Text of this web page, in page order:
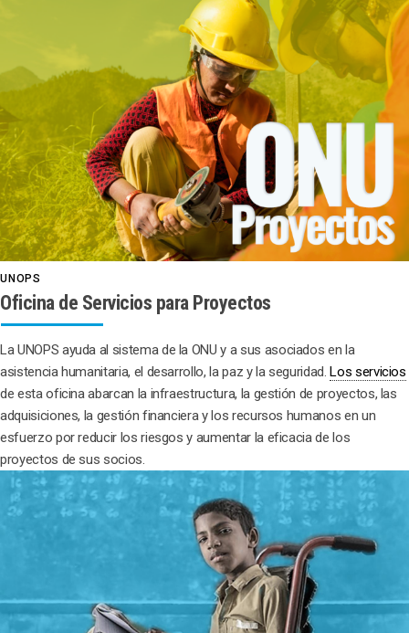
UNOPS
Oficina de Servicios para Proyectos
La UNOPS ayuda al sistema de la ONU y a sus asociados en la
asistencia humanitaria, el desarrollo, la paz y la seguridad. Los servicios
de esta oficina abarcan la infraestructura, la gestión de proyectos, las
adquisiciones, la gestión financiera y los recursos humanos en un
esfuerzo por reducir los riesgos y aumentar la eficacia de los
proyectos de sus socios.